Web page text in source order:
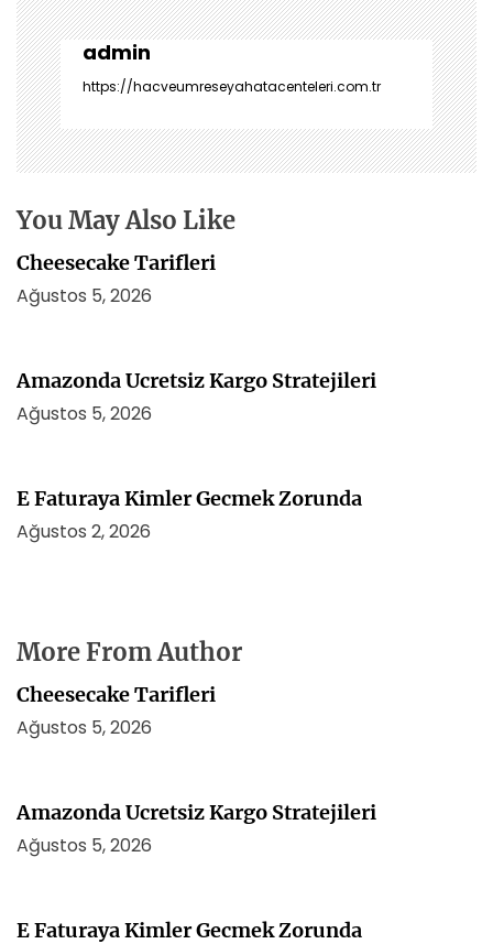
e
z
i
n
m
e
i
admin
https://hacveumreseyahatacenteleri.com.tr
You May Also Like
Cheesecake Tarifleri
Ağustos 5, 2026
Amazonda Ucretsiz Kargo Stratejileri
Ağustos 5, 2026
E Faturaya Kimler Gecmek Zorunda
Ağustos 2, 2026
More From Author
Cheesecake Tarifleri
Ağustos 5, 2026
Amazonda Ucretsiz Kargo Stratejileri
Ağustos 5, 2026
E Faturaya Kimler Gecmek Zorunda